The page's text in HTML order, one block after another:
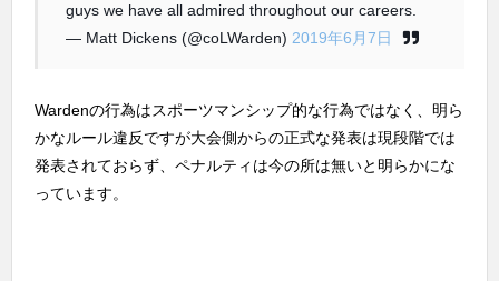
guys we have all admired throughout our careers.
— Matt Dickens (@coLWarden) 2019年6月7日
Wardenの行為はスポーツマンシップ的な行為ではなく、明ら
かなルール違反ですが大会側からの正式な発表は現段階では
発表されておらず、ペナルティは今の所は無いと明らかにな
っています。